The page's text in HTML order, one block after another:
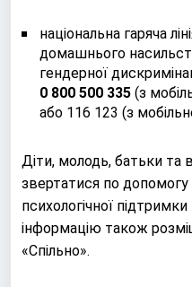
національна гаряча
домашнього
гендерної
0 800 500 335 (з
або 116 123 (з
Діти, молодь, батьки та
звертатися по
психологічної підтримки
інформацію також
«Спільно».